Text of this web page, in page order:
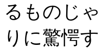
るものじ
りに驚愕